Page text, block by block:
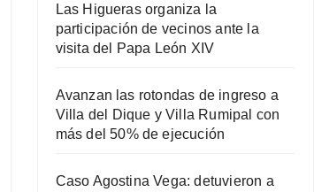
Las Higueras organiza la
participación de vecinos ante la
visita del Papa León XIV
Avanzan las rotondas de ingreso a
Villa del Dique y Villa Rumipal con
más del 50% de ejecución
Caso Agostina Vega: detuvieron a